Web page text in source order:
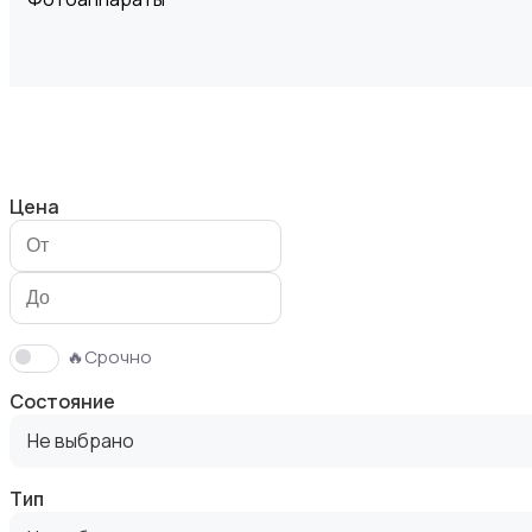
Видеонаблюдение
Цена
🔥Срочно
Состояние
Не выбрано
Тип